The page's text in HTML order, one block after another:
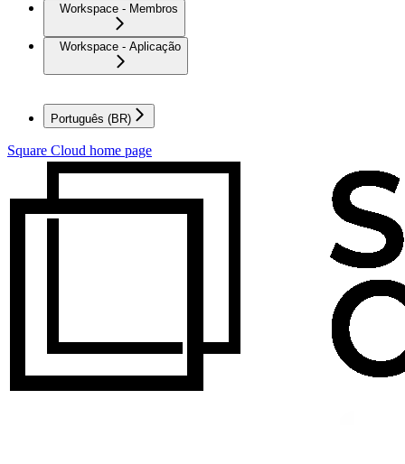
Workspace - Membros
Workspace - Aplicação
Português (BR)
Square Cloud home page